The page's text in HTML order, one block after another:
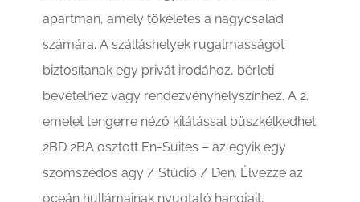
apartman, amely tökéletes a nagycsalád
számára. A szálláshelyek rugalmasságot
biztosítanak egy privát irodához, bérleti
bevételhez vagy rendezvényhelyszínhez. A 2.
emelet tengerre néző kilátással büszkélkedhet
2BD 2BA osztott En-Suites – az egyik egy
szomszédos ágy / Stúdió / Den. Élvezze az
óceán hullámainak nyugtató hangjait,